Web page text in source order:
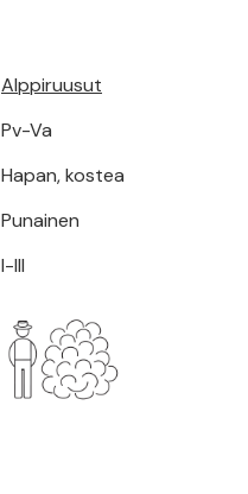
Alppiruusut
Pv-Va
Hapan, kostea
Punainen
I-III